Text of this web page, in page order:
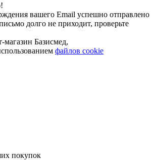
вашего Email успешно отправлено
долго не приходит, проверьте
магазин Базисмед,
файлов cookie
покупок